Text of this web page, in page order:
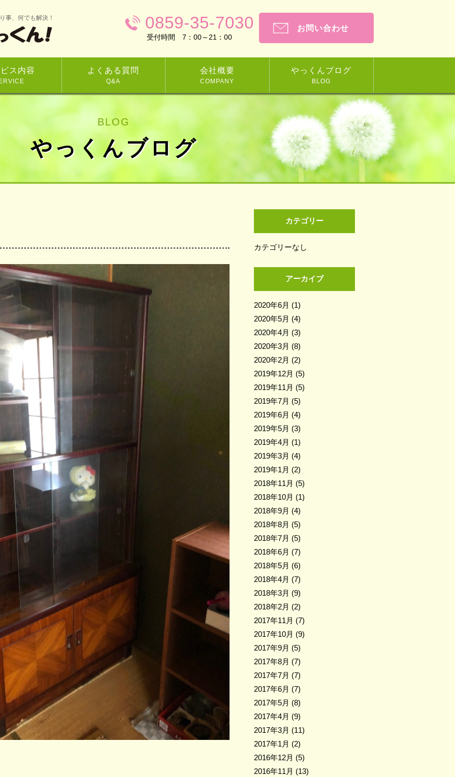
事、何でも解決！ 0859-35-7030
受付時間 7：00～21：00
お問い合わせ
ス内容 よくある質問
Q&A
会社概要
COMPANY
やっくんブログ
BLOG
BLOG
やっくんブログ
カテゴリー
カテゴリーなし
アーカイブ
2020年6月 (1)
2020年5月 (4)
2020年4月 (3)
2020年3月 (8)
2020年2月 (2)
2019年12月 (5)
2019年11月 (5)
2019年7月 (5)
2019年6月 (4)
2019年5月 (3)
2019年4月 (1)
2019年3月 (4)
2019年1月 (2)
2018年11月 (5)
2018年10月 (1)
2018年9月 (4)
2018年8月 (5)
2018年7月 (5)
2018年6月 (7)
2018年5月 (6)
2018年4月 (7)
2018年3月 (9)
2018年2月 (2)
2017年11月 (7)
2017年10月 (9)
2017年9月 (5)
2017年8月 (7)
2017年7月 (7)
2017年6月 (7)
2017年5月 (8)
2017年4月 (9)
2017年3月 (11)
2017年1月 (2)
2016年12月 (5)
2016年11月 (13)